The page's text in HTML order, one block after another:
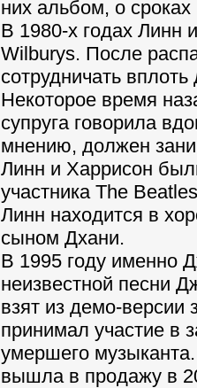
них альбом, о
В 1980-х годах Линн
Wilburys. После
сотрудничать
Некоторое время
супруга говорила
мнению, должен
Линн и Харрисон
участника The
Линн находится в
сыном Дхани.
В 1995 году именно
неизвестной песни
взят из демо-версии
принимал участие в
умершего
вышла в продажу в